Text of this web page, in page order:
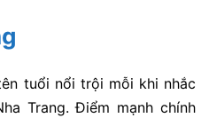
tuổi nổi trội mỗi khi nhắc
Trang. Điểm mạnh chính